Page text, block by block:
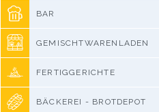
BAR
GEMISCHTWARENLADEN
FERTIGGERICHTE
BÄCKEREI - BROTDEPOT